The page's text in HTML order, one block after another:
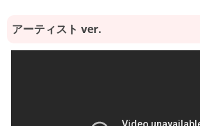
アーティスト ver.